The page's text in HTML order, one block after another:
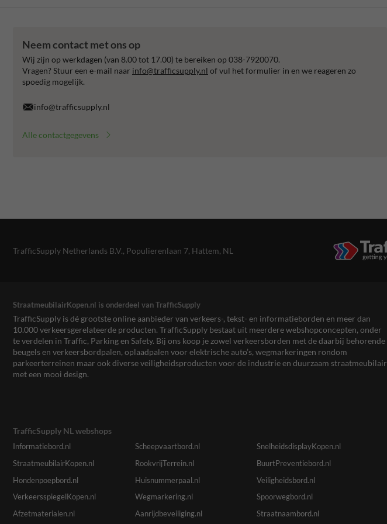
Neem contact met ons op
Wij zijn op werkdagen (van 8.00 tot 17.00) te bereiken op 038-7920070.
Vragen? Stuur een e-mail naar info@trafficsupply.nl of vul het formulier in en we reageren zo
spoedig mogelijk.
info@trafficsupply.nl
Alle contactgegevens
TrafficSupply Netherlands B.V., Populierenlaan 7, Hattem, NL
StraatmeubilairKopen.nl is onderdeel van TrafficSupply
TrafficSupply is dé grootste online aanbieder van verkeers-, tekst- en informatieborden en meer dan
10.000 verkeersgerelateerde producten. TrafficSupply bestaat uit meerdere webshopconcepten, onder
te verdelen in Traffic, Parking en Safety. Bij ons koop je zowel verkeersborden met de daarbij behorende
beugels en verkeersbordpalen, oplaadpalen voor elektrische auto’s, wegmarkeringen rondom
parkeerterreinen maar ook diverse veiligheidsproducten voor de industrie en duurzaam straatmeubilair
met een mooi design.
TrafficSupply NL webshops
Informatiebord.nl Scheepvaartbord.nl
SnelheidsdisplayKopen.nl
StraatmeubilairKopen.nl
RookvrijTerrein.nl
BuurtPreventiebord.nl
Hondenpoepbord.nl
Huisnummerpaal.nl
Veiligheidsbord.nl
VerkeersspiegelKopen.nl
Wegmarkering.nl
Spoorwegbord.nl
Afzetmaterialen.nl
Aanrijdbeveiliging.nl Straatnaambord.nl